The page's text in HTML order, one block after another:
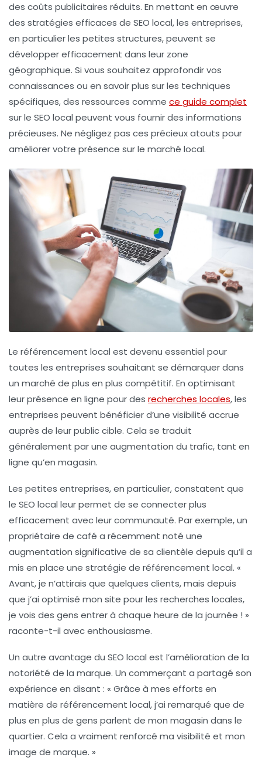
des coûts publicitaires réduits. En mettant en œuvre
des stratégies efficaces de SEO local, les entreprises,
en particulier les petites structures, peuvent se
développer efficacement dans leur zone
géographique. Si vous souhaitez approfondir vos
connaissances ou en savoir plus sur les techniques
spécifiques, des ressources comme ce guide complet
sur le SEO local peuvent vous fournir des informations
précieuses. Ne négligez pas ces précieux atouts pour
améliorer votre présence sur le marché local.
Le référencement local est devenu essentiel pour
toutes les entreprises souhaitant se démarquer dans
un marché de plus en plus compétitif. En optimisant
leur présence en ligne pour des recherches locales, les
entreprises peuvent bénéficier d’une visibilité accrue
auprès de leur public cible. Cela se traduit
généralement par une augmentation du trafic, tant en
ligne qu’en magasin.
Les petites entreprises, en particulier, constatent que
le SEO local leur permet de se connecter plus
efficacement avec leur communauté. Par exemple, un
propriétaire de café a récemment noté une
augmentation significative de sa clientèle depuis qu’il a
mis en place une stratégie de référencement local. «
Avant, je n’attirais que quelques clients, mais depuis
que j’ai optimisé mon site pour les recherches locales,
je vois des gens entrer à chaque heure de la journée ! »
raconte-t-il avec enthousiasme.
Un autre avantage du SEO local est l’amélioration de la
notoriété de la marque. Un commerçant a partagé son
expérience en disant : « Grâce à mes efforts en
matière de référencement local, j’ai remarqué que de
plus en plus de gens parlent de mon magasin dans le
quartier. Cela a vraiment renforcé ma visibilité et mon
image de marque. »